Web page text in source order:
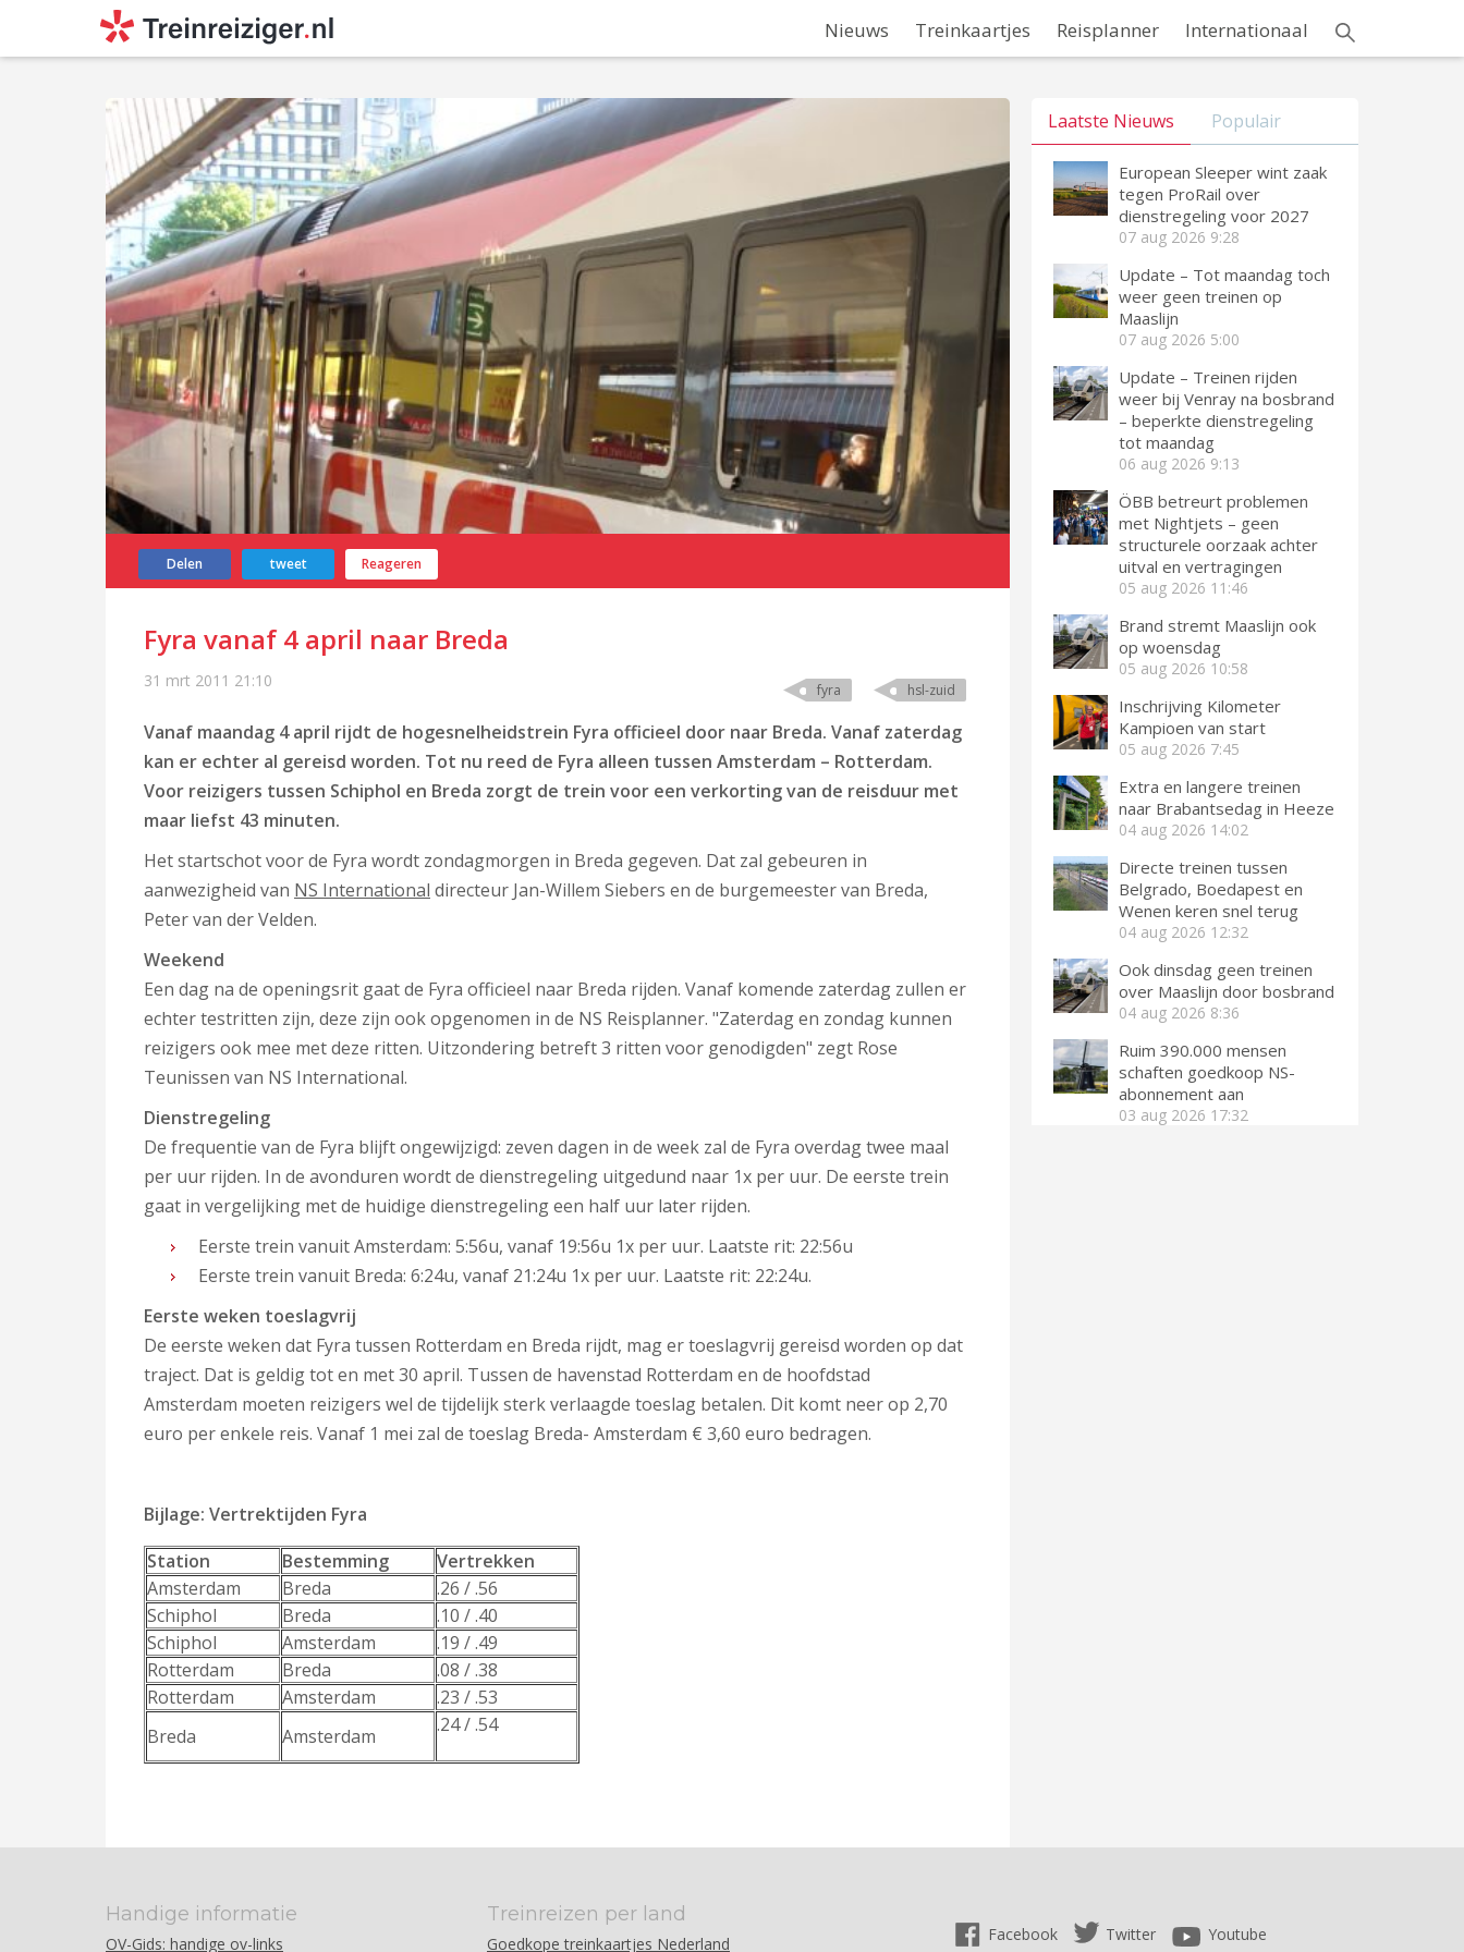
Nieuws Treinkaartjes Reisplanner Internationaal
Delen tweet Reageren
Fyra vanaf 4 april naar Breda
31 mrt 2011 21:10 fyra hsl-zuid
Vanaf maandag 4 april rijdt de hogesnelheidstrein Fyra officieel door naar Breda. Vanaf zaterdag
kan er echter al gereisd worden. Tot nu reed de Fyra alleen tussen Amsterdam – Rotterdam.
Voor reizigers tussen Schiphol en Breda zorgt de trein voor een verkorting van de reisduur met
maar liefst 43 minuten.
Het startschot voor de Fyra wordt zondagmorgen in Breda gegeven. Dat zal gebeuren in
aanwezigheid van NS International directeur Jan-Willem Siebers en de burgemeester van Breda,
Peter van der Velden.
Weekend
Een dag na de openingsrit gaat de Fyra officieel naar Breda rijden. Vanaf komende zaterdag zullen er
echter testritten zijn, deze zijn ook opgenomen in de NS Reisplanner. "Zaterdag en zondag kunnen
reizigers ook mee met deze ritten. Uitzondering betreft 3 ritten voor genodigden" zegt Rose
Teunissen van NS International.
Dienstregeling
De frequentie van de Fyra blijft ongewijzigd: zeven dagen in de week zal de Fyra overdag twee maal
per uur rijden. In de avonduren wordt de dienstregeling uitgedund naar 1x per uur. De eerste trein
gaat in vergelijking met de huidige dienstregeling een half uur later rijden.
Eerste trein vanuit Amsterdam: 5:56u, vanaf 19:56u 1x per uur. Laatste rit: 22:56u
Eerste trein vanuit Breda: 6:24u, vanaf 21:24u 1x per uur. Laatste rit: 22:24u.
Eerste weken toeslagvrij
De eerste weken dat Fyra tussen Rotterdam en Breda rijdt, mag er toeslagvrij gereisd worden op dat
traject. Dat is geldig tot en met 30 april. Tussen de havenstad Rotterdam en de hoofdstad
Amsterdam moeten reizigers wel de tijdelijk sterk verlaagde toeslag betalen. Dit komt neer op 2,70
euro per enkele reis. Vanaf 1 mei zal de toeslag Breda- Amsterdam € 3,60 euro bedragen.
Bijlage: Vertrektijden Fyra
Station
Bestemming
Vertrekken
Amsterdam
Breda
.26 / .56
Schiphol
Breda
.10 / .40
Schiphol
Amsterdam
.19 / .49
Rotterdam
Breda
.08 / .38
Rotterdam
Amsterdam
.23 / .53
Breda
Amsterdam .24 / .54
Laatste Nieuws Populair
European Sleeper wint zaak
tegen ProRail over
dienstregeling voor 2027
07 aug 2026 9:28
Update – Tot maandag toch
weer geen treinen op
Maaslijn
07 aug 2026 5:00
Update – Treinen rijden
weer bij Venray na bosbrand
– beperkte dienstregeling
tot maandag
06 aug 2026 9:13
ÖBB betreurt problemen
met Nightjets – geen
structurele oorzaak achter
uitval en vertragingen
05 aug 2026 11:46
Brand stremt Maaslijn ook
op woensdag
05 aug 2026 10:58
Inschrijving Kilometer
Kampioen van start
05 aug 2026 7:45
Extra en langere treinen
naar Brabantsedag in Heeze
04 aug 2026 14:02
Directe treinen tussen
Belgrado, Boedapest en
Wenen keren snel terug
04 aug 2026 12:32
Ook dinsdag geen treinen
over Maaslijn door bosbrand
04 aug 2026 8:36
Ruim 390.000 mensen
schaften goedkoop NS-
abonnement aan
03 aug 2026 17:32
Handige informatie
OV-Gids: handige ov-links
Treinreizen per land
Goedkope treinkaartjes Nederland Facebook Twitter Youtube